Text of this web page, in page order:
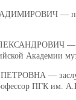
—
—
Академии
—
ПГК им.